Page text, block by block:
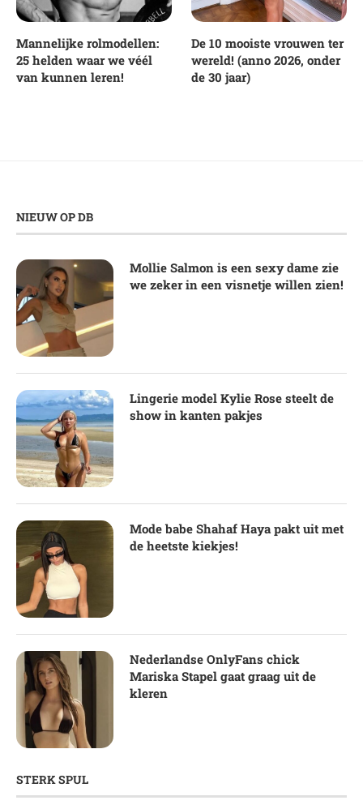
Mannelijke rolmodellen:
25 helden waar we véél
van kunnen leren!
De 10 mooiste vrouwen ter
wereld! (anno 2026, onder
de 30 jaar)
NIEUW OP DB
Mollie Salmon is een sexy dame zie
we zeker in een visnetje willen zien!
Lingerie model Kylie Rose steelt de
show in kanten pakjes
Mode babe Shahaf Haya pakt uit met
de heetste kiekjes!
Nederlandse OnlyFans chick
Mariska Stapel gaat graag uit de
kleren
STERK SPUL